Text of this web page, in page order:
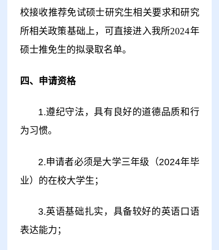
校接收推荐免试硕士研究生相关要求和研究
所相关政策基础上，可直接进入我所2024年
硕士推免生的拟录取名单。
四、申请资格
1.遵纪守法，具有良好的道德品质和行
为习惯。
2.申请者必须是大学三年级（2024年毕
业）的在校大学生；
3.英语基础扎实 ，具备较好的英语口语
表达能力；